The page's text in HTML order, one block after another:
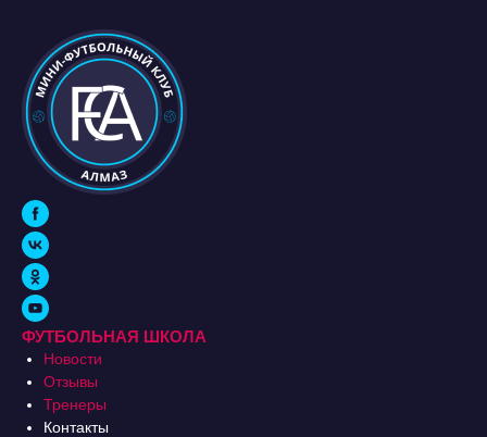
ФУТБОЛЬНАЯ ШКОЛА
Новости
Отзывы
Тренеры
Контакты